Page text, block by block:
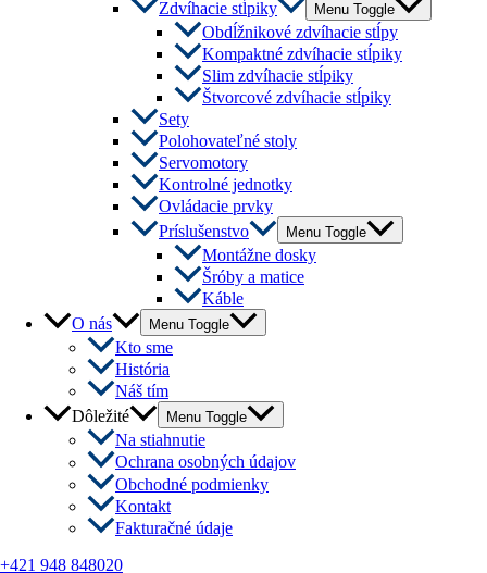
Zdvíhacie stĺpiky Menu Toggle
Obdĺžnikové zdvíhacie stĺpy
Kompaktné zdvíhacie stĺpiky
Slim zdvíhacie stĺpiky
Štvorcové zdvíhacie stĺpiky
Sety
Polohovateľné stoly
Servomotory
Kontrolné jednotky
Ovládacie prvky
Príslušenstvo
Menu Toggle
Montážne dosky
Šróby a matice
Káble
O nás
Menu Toggle
Kto sme
História
Náš tím
Dôležité
Menu Toggle
Na stiahnutie
Ochrana osobných údajov
Obchodné podmienky
Kontakt
Fakturačné údaje
+421 948 848020